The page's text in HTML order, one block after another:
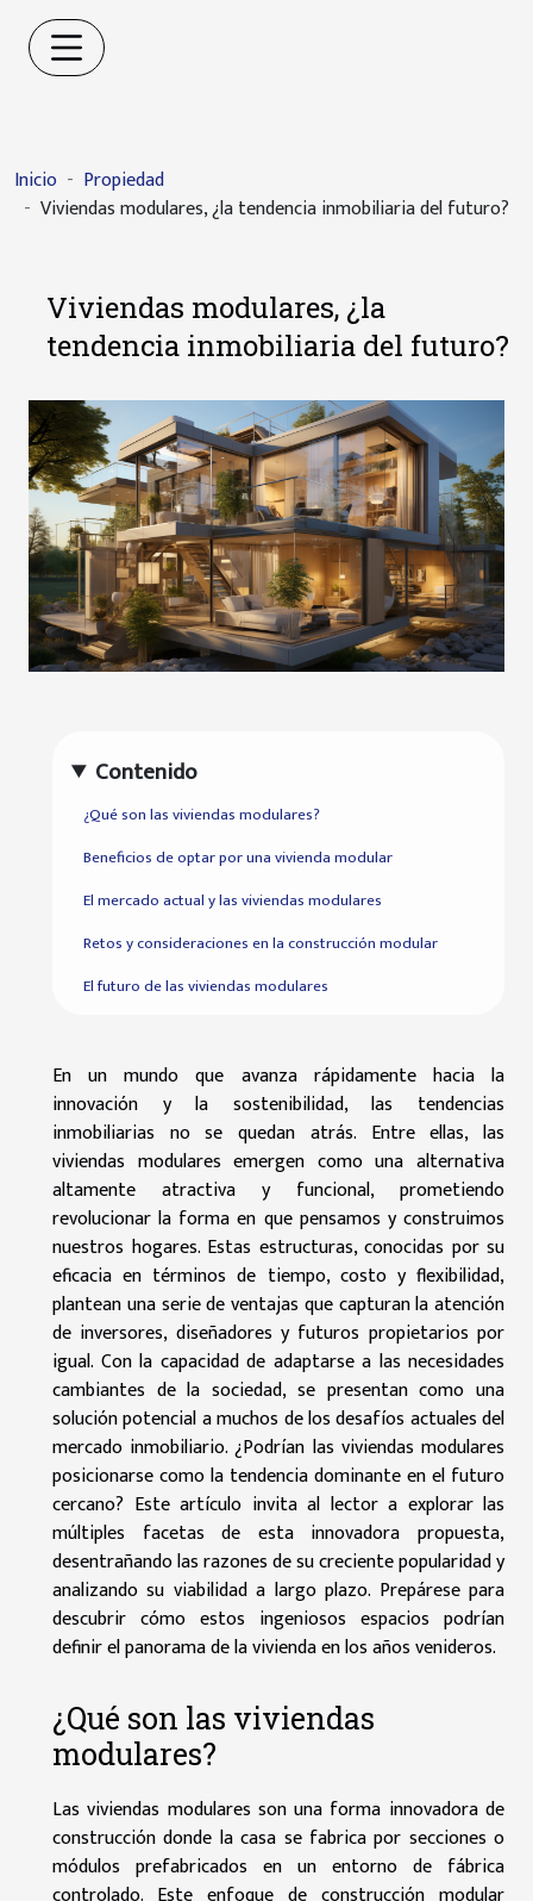
Inicio
Propiedad
Viviendas modulares, ¿la tendencia inmobiliaria del futuro?
Viviendas modulares, ¿la
tendencia inmobiliaria del futuro?
Contenido
¿Qué son las viviendas modulares?
Beneficios de optar por una vivienda modular
El mercado actual y las viviendas modulares
Retos y consideraciones en la construcción modular
El futuro de las viviendas modulares
En un mundo que avanza rápidamente hacia la
innovación y la sostenibilidad, las tendencias
inmobiliarias no se quedan atrás. Entre ellas, las
viviendas modulares emergen como una alternativa
altamente atractiva y funcional, prometiendo
revolucionar la forma en que pensamos y construimos
nuestros hogares. Estas estructuras, conocidas por su
eficacia en términos de tiempo, costo y flexibilidad,
plantean una serie de ventajas que capturan la atención
de inversores, diseñadores y futuros propietarios por
igual. Con la capacidad de adaptarse a las necesidades
cambiantes de la sociedad, se presentan como una
solución potencial a muchos de los desafíos actuales del
mercado inmobiliario. ¿Podrían las viviendas modulares
posicionarse como la tendencia dominante en el futuro
cercano? Este artículo invita al lector a explorar las
múltiples facetas de esta innovadora propuesta,
desentrañando las razones de su creciente popularidad y
analizando su viabilidad a largo plazo. Prepárese para
descubrir cómo estos ingeniosos espacios podrían
definir el panorama de la vivienda en los años venideros.
¿Qué son las viviendas
modulares?
Las viviendas modulares son una forma innovadora de
construcción donde la casa se fabrica por secciones o
módulos prefabricados en un entorno de fábrica